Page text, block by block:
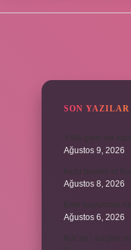
SON YAZILAR
Ağustos 9, 2026
Ağustos 8, 2026
Ağustos 6, 2026